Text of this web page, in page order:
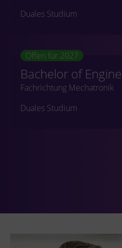
Duales Studium
Offen für 2027
Bachelor of
Fachrichtung Mechatronik
Duales Studium